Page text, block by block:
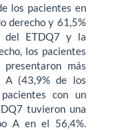
los pacientes en
derecho y 61,5%
del ETDQ7 y la
los pacientes
más
A (43,9% de los
con un
tuvieron una
A en el 56,4%.